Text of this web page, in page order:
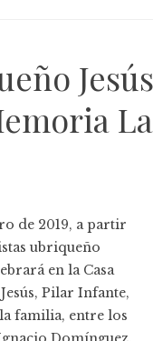
de 2019, a partir
ubriqueño
en la Casa
Pilar Infante,
familia, entre los